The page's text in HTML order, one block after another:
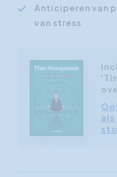
Anticiperen van
van stress